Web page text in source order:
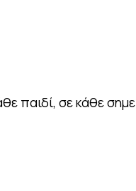
παιδί, σε κάθε